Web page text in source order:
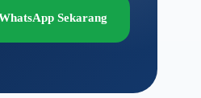
Sekarang